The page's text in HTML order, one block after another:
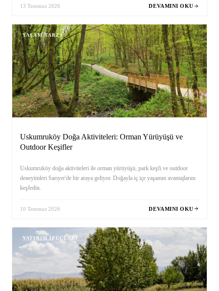
13 Temmuz 2026 DEVAMINI OKU
YAŞAM TARZI
Uskumruköy Doğa Aktiviteleri: Orman Yürüyüşü ve
Outdoor Keşifler
Uskumruköy doğa aktiviteleri ile orman yürüyüşü, park keşfi ve outdoor
deneyimleri Sarıyer'de bir araya geliyor. Doğayla iç içe yaşamın avantajlarını
keşfedin.
10 Temmuz 2026 DEVAMINI OKU
YATIRIM İPUÇLARI